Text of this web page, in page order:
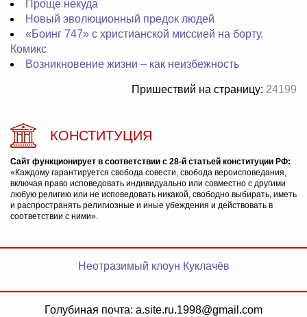
Проще некуда
Новый эволюционный предок людей
«Боинг 747» с христианской миссией на борту.
Комикс
Возникновение жизни – как неизбежность
Пришествий на страницу: 24199
КОНСТИТУЦИЯ
Сайт функционирует в соответствии с 28-й статьей конституции РФ:
«Каждому гарантируется свобода совести, свобода вероисповедания,
включая право исповедовать индивидуально или совместно с другими
любую религию или не исповедовать никакой, свободно выбирать, иметь
и распространять религиозные и иные убеждения и действовать в
соответствии с ними».
Неотразимый клоун Куклачёв
Голубиная почта: a.site.ru.1998@gmail.com